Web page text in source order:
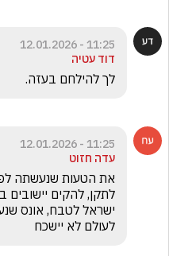
11:25 - 12.01.2026
דוד עטיה
לך להילחם בעזה.
11:25 - 12.01.2026
עדה חזוט
לעולם לא יישכח